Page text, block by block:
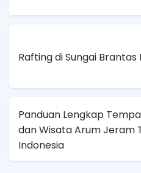
Rafting di Sungai Brantas
Panduan Lengkap
dan Wisata Arum Jeram
Indonesia